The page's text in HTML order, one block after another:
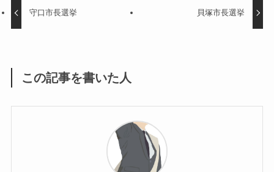
守口市長選挙 貝塚市長選挙
この記事を書いた人